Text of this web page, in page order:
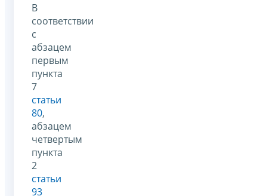
В
соответствии
с
абзацем
первым
пункта
7
статьи
80,
абзацем
четвертым
пункта
2
статьи
93